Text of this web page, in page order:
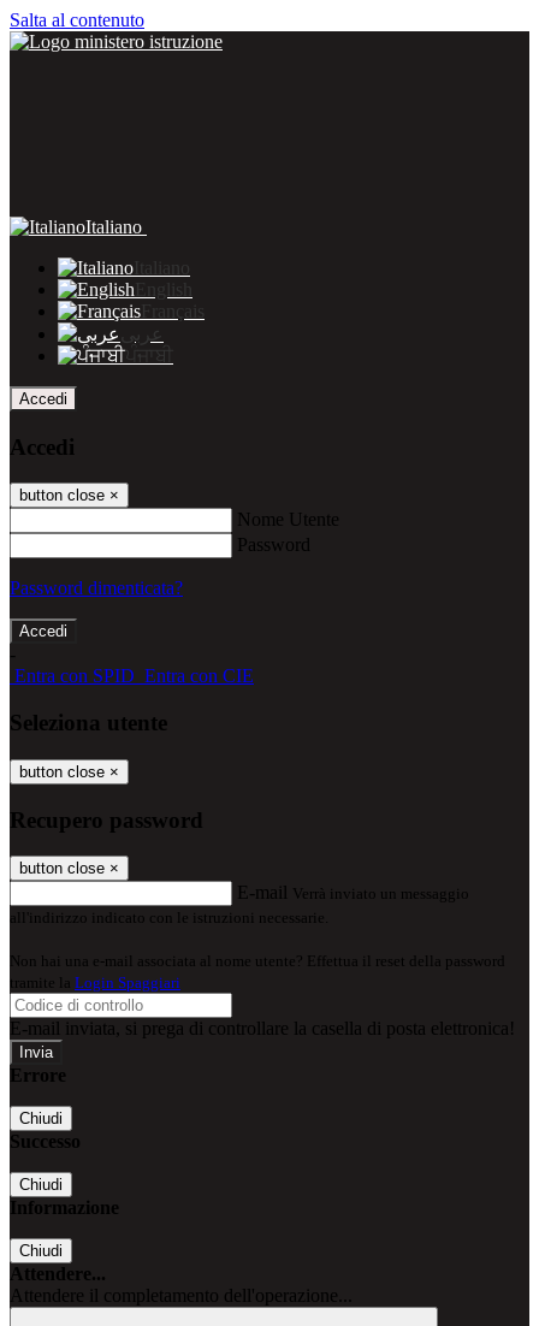
Salta al contenuto
Italiano
Italiano
English
Français
عربى
ਪੰਜਾਬੀ
Accedi
Accedi
button close ×
Nome Utente
Password
Password dimenticata?
-
Entra con SPID Entra con CIE
Seleziona utente
button close ×
Recupero password
button close ×
E-mail Verrà inviato un messaggio
all'indirizzo indicato con le istruzioni necessarie.
Non hai una e-mail associata al nome utente? Effettua il reset della password
tramite la Login Spaggiari
E-mail inviata, si prega di controllare la casella di posta elettronica!
Errore
Chiudi
Successo
Chiudi
Informazione
Chiudi
Attendere...
Attendere il completamento dell'operazione...